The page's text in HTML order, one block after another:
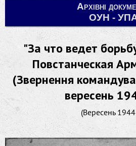
Архівні
ОУН -
"За что ведет
Повстанческая
(Звернення
вересень
(Вересень